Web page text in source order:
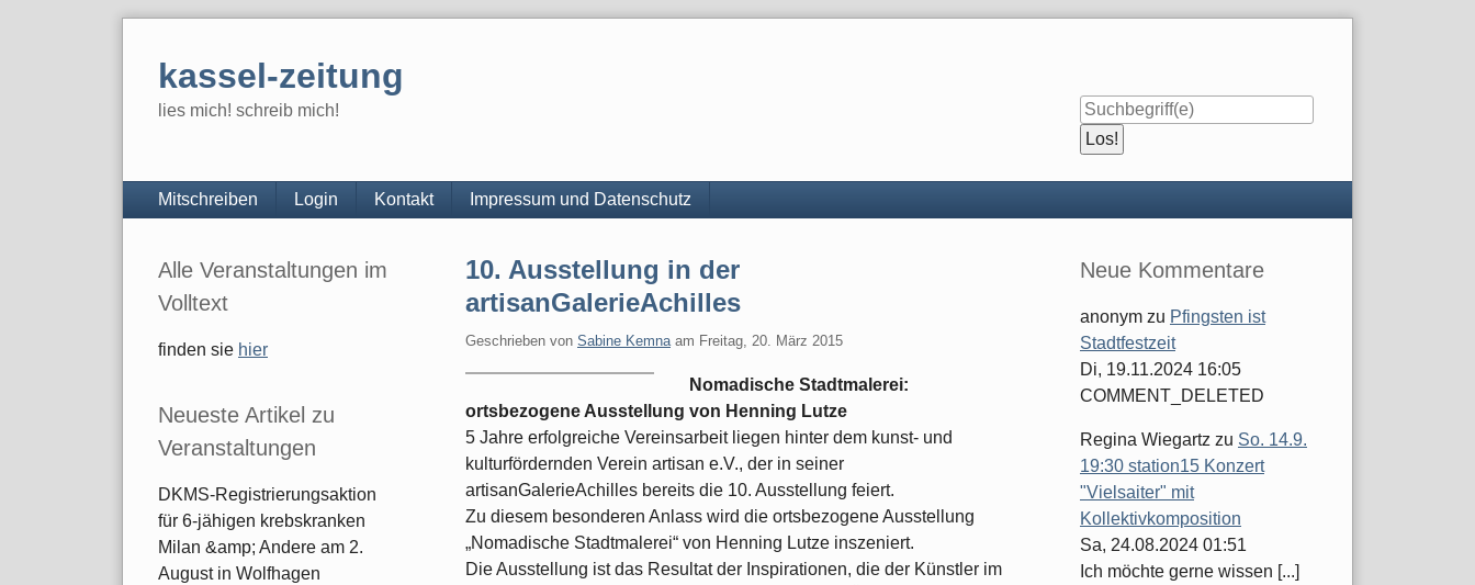
kassel-zeitung
lies mich! schreib mich!
Navigation
Mitschreiben Login Kontakt Impressum und Datenschutz
10. Ausstellung in der
artisanGalerieAchilles
Geschrieben von Sabine Kemnaam Freitag, 20. März 2015
Nomadische Stadtmalerei:
ortsbezogene Ausstellung von Henning Lutze
5 Jahre erfolgreiche Vereinsarbeit liegen hinter dem kunst- und
kulturfördernden Verein artisan e.V., der in seiner
artisanGalerieAchilles bereits die 10. Ausstellung feiert.
Zu diesem besonderen Anlass wird die ortsbezogene Ausstellung
„Nomadische Stadtmalerei“ von Henning Lutze inszeniert.
Die Ausstellung ist das Resultat der Inspirationen, die der Künstler im
Seitenleiste
Alle Veranstaltungen im
Volltext
finden sie hier
Neueste Artikel zu
Veranstaltungen
DKMS-Registrierungsaktion
für 6-jähigen krebskranken
Milan &amp; Andere am 2.
August in Wolfhagen
Seitenleiste
Neue Kommentare
anonym zu Pfingsten ist
Stadtfestzeit
Di, 19.11.2024 16:05
COMMENT_DELETED
Regina Wiegartz zu So. 14.9.
19:30 station15 Konzert
"Vielsaiter" mit
Kollektivkomposition
Sa, 24.08.2024 01:51
Ich möchte gerne wissen [...]